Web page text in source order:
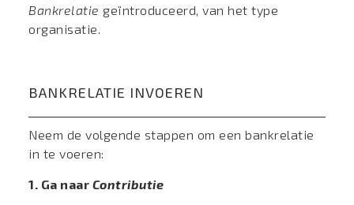
Bankrelatie geïntroduceerd, van het type
organisatie.
BANKRELATIE INVOEREN
Neem de volgende stappen om een bankrelatie
in te voeren:
1. Ga naar Contributie